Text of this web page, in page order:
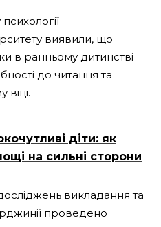
виявили, що
в ранньому дитинстві
до читання та
віці.
діти: як
на сильні сторони
викладання та
проведено